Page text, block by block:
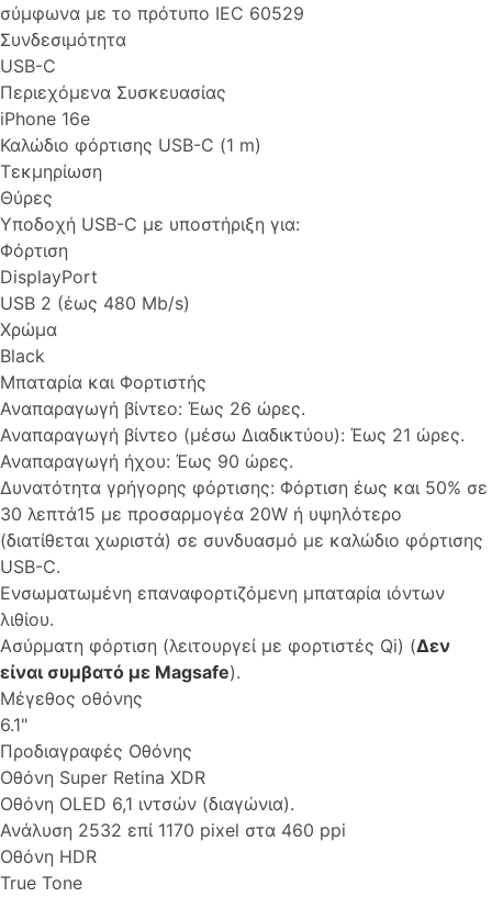
σύμφωνα με το πρότυπο IEC 60529
Συνδεσιμότητα
USB-C
Περιεχόμενα Συσκευασίας
iPhone 16e
Καλώδιο φόρτισης USB-C (1 m)
Τεκμηρίωση
Θύρες
Υποδοχή USB-C με υποστήριξη για:
Φόρτιση
DisplayPort
USB 2 (έως 480 Mb/s)
Χρώμα
Black
Μπαταρία και Φορτιστής
Αναπαραγωγή βίντεο: Έως 26 ώρες.
Αναπαραγωγή βίντεο (μέσω Διαδικτύου): Έως 21 ώρες.
Αναπαραγωγή ήχου: Έως 90 ώρες.
Δυνατότητα γρήγορης φόρτισης: Φόρτιση έως και 50% σε
30 λεπτά15 με προσαρμογέα 20W ή υψηλότερο
(διατίθεται χωριστά) σε συνδυασμό με καλώδιο φόρτισης
USB-C.
Ενσωματωμένη επαναφορτιζόμενη μπαταρία ιόντων
λιθίου.
Ασύρματη φόρτιση (λειτουργεί με φορτιστές Qi) (Δεν
είναι συμβατό με Magsafe).
Μέγεθος οθόνης
6.1"
Προδιαγραφές Οθόνης
Οθόνη Super Retina XDR
Οθόνη OLED 6,1 ιντσών (διαγώνια).
Ανάλυση 2532 επί 1170 pixel στα 460 ppi
Οθόνη HDR
True Tone